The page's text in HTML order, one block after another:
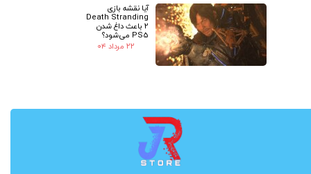
آیا نقشه بازی
Death Stranding
2 باعث داغ شدن
PS5 می‌شود؟
۲۲ مرداد ۰۴